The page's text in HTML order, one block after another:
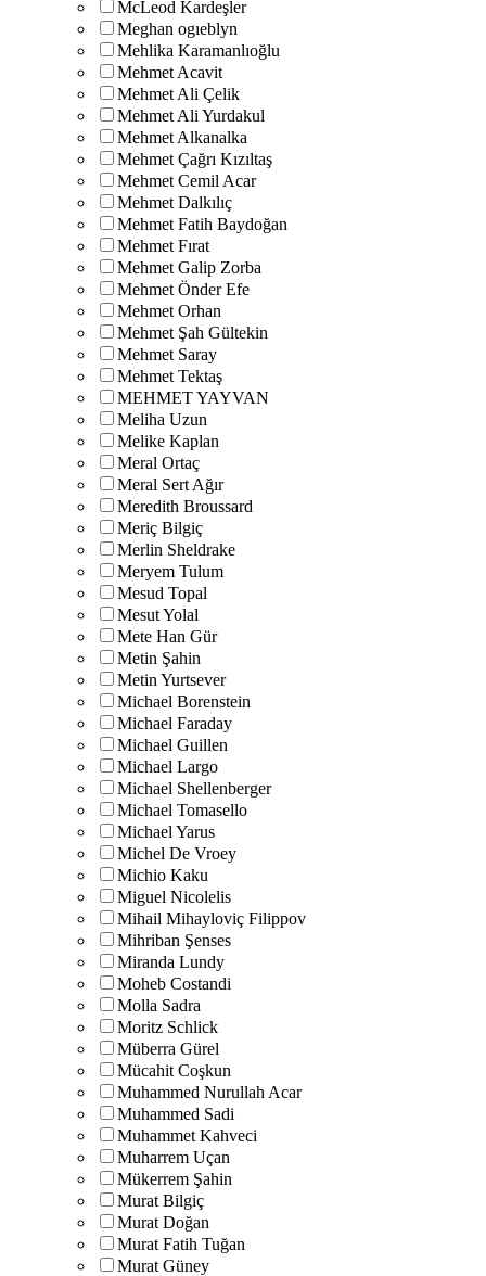
McLeod Kardeşler
Meghan ogıeblyn
Mehlika Karamanlıoğlu
Mehmet Acavit
Mehmet Ali Çelik
Mehmet Ali Yurdakul
Mehmet Alkanalka
Mehmet Çağrı Kızıltaş
Mehmet Cemil Acar
Mehmet Dalkılıç
Mehmet Fatih Baydoğan
Mehmet Fırat
Mehmet Galip Zorba
Mehmet Önder Efe
Mehmet Orhan
Mehmet Şah Gültekin
Mehmet Saray
Mehmet Tektaş
MEHMET YAYVAN
Meliha Uzun
Melike Kaplan
Meral Ortaç
Meral Sert Ağır
Meredith Broussard
Meriç Bilgiç
Merlin Sheldrake
Meryem Tulum
Mesud Topal
Mesut Yolal
Mete Han Gür
Metin Şahin
Metin Yurtsever
Michael Borenstein
Michael Faraday
Michael Guillen
Michael Largo
Michael Shellenberger
Michael Tomasello
Michael Yarus
Michel De Vroey
Michio Kaku
Miguel Nicolelis
Mihail Mihayloviç Filippov
Mihriban Şenses
Miranda Lundy
Moheb Costandi
Molla Sadra
Moritz Schlick
Müberra Gürel
Mücahit Coşkun
Muhammed Nurullah Acar
Muhammed Sadi
Muhammet Kahveci
Muharrem Uçan
Mükerrem Şahin
Murat Bilgiç
Murat Doğan
Murat Fatih Tuğan
Murat Güney